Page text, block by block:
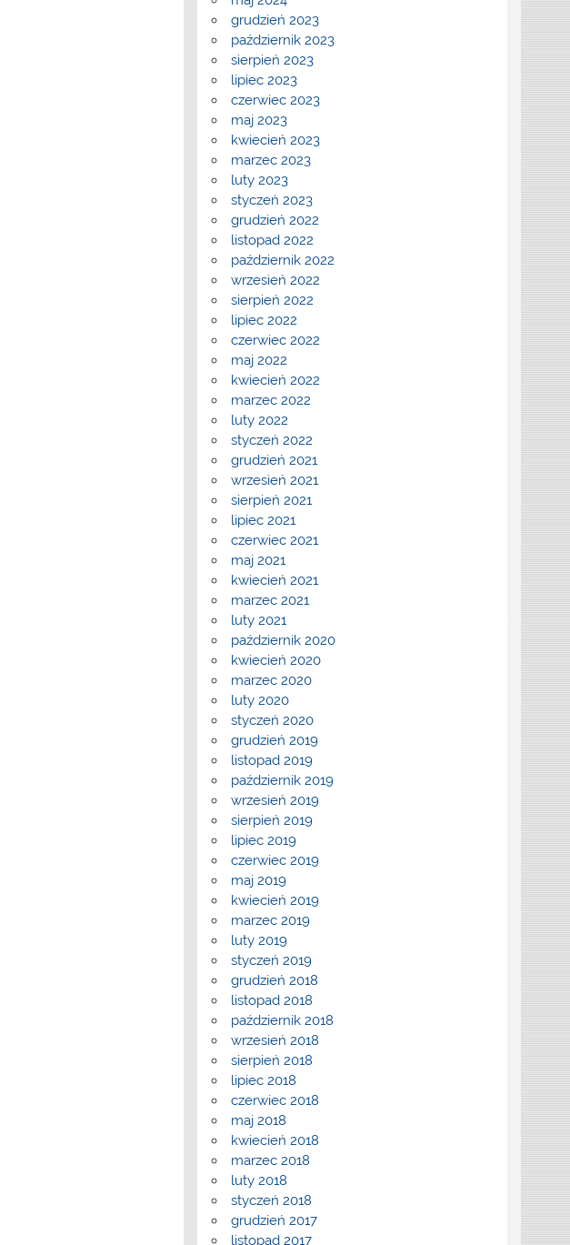
grudzień 2023
październik 2023
sierpień 2023
lipiec 2023
czerwiec 2023
maj 2023
kwiecień 2023
marzec 2023
luty 2023
styczeń 2023
grudzień 2022
listopad 2022
październik 2022
wrzesień 2022
sierpień 2022
lipiec 2022
czerwiec 2022
maj 2022
kwiecień 2022
marzec 2022
luty 2022
styczeń 2022
grudzień 2021
wrzesień 2021
sierpień 2021
lipiec 2021
czerwiec 2021
maj 2021
kwiecień 2021
marzec 2021
luty 2021
październik 2020
kwiecień 2020
marzec 2020
luty 2020
styczeń 2020
grudzień 2019
listopad 2019
październik 2019
wrzesień 2019
sierpień 2019
lipiec 2019
czerwiec 2019
maj 2019
kwiecień 2019
marzec 2019
luty 2019
styczeń 2019
grudzień 2018
listopad 2018
październik 2018
wrzesień 2018
sierpień 2018
lipiec 2018
czerwiec 2018
maj 2018
kwiecień 2018
marzec 2018
luty 2018
styczeń 2018
grudzień 2017
listopad 2017